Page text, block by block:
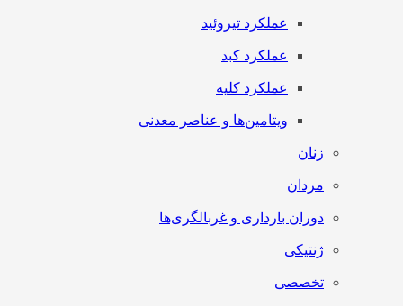
عملکرد تیروئید
عملکرد کبد
عملکرد کلیه
ویتامین‌ها و عناصر معدنی
زنان
مردان
دوران بارداری و غربالگری‌ها
ژنتیکی
تخصصی